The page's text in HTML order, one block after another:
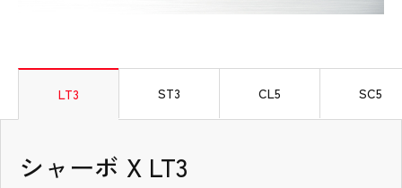
LT3 ST3 CL5 SC5
シャーボ X LT3